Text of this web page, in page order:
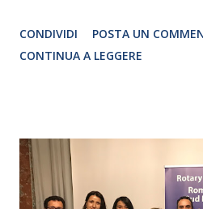
CRISTINA PEZZOLI
CONDIVIDI
POSTA UN
CONTINUA A LEGGERE